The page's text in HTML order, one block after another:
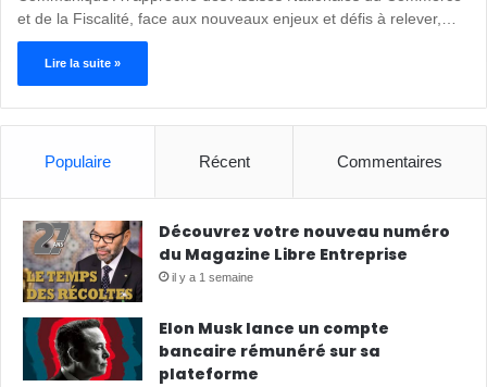
et de la Fiscalité, face aux nouveaux enjeux et défis à relever,…
Lire la suite »
Populaire Récent Commentaires
Découvrez votre nouveau numéro
du Magazine Libre Entreprise
il y a 1 semaine
Elon Musk lance un compte
bancaire rémunéré sur sa
plateforme